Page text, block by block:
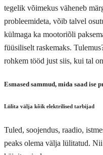
tegelik võimekus väheneb
probleemideta, võib talvel
külmaga ka mootoriõli
füüsiliselt raskemaks.
rohkem tööd just siis, kui tal
Esmased sammud, mida saad ise
Lülita välja kõik elektrilised tarbijad
Tuled, soojendus, raadio,
peaks olema välja lülitatud.